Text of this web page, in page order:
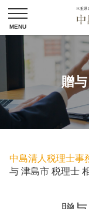
贈
中島清人税理士事
与 津島市 税理士